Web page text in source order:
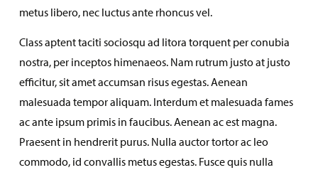
metus libero, nec luctus ante rhoncus vel.
Class aptent taciti sociosqu ad litora torquent per conubia
nostra, per inceptos himenaeos. Nam rutrum justo at justo
efficitur, sit amet accumsan risus egestas. Aenean
malesuada tempor aliquam. Interdum et malesuada fames
ac ante ipsum primis in faucibus. Aenean ac est magna.
Praesent in hendrerit purus. Nulla auctor tortor ac leo
commodo, id convallis metus egestas. Fusce quis nulla